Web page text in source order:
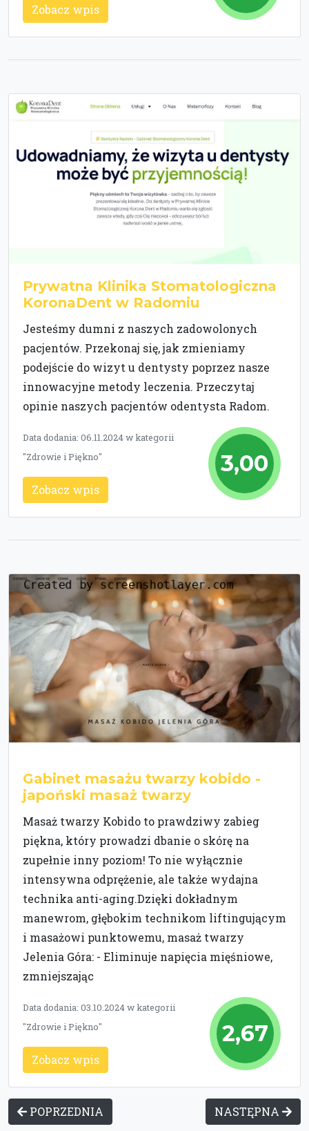
Zobacz wpis
Prywatna Klinika Stomatologiczna
KoronaDent w Radomiu
Jesteśmy dumni z naszych zadowolonych
pacjentów. Przekonaj się, jak zmieniamy
podejście do wizyt u dentysty poprzez nasze
innowacyjne metody leczenia. Przeczytaj
opinie naszych pacjentów odentysta Radom.
3,00
Data dodania: 06.11.2024 w kategorii
"Zdrowie i Piękno"
Zobacz wpis
Gabinet masażu twarzy kobido -
japoński masaż twarzy
Masaż twarzy Kobido to prawdziwy zabieg
piękna, który prowadzi dbanie o skórę na
zupełnie inny poziom! To nie wyłącznie
intensywna odprężenie, ale także wydajna
technika anti-aging.Dzięki dokładnym
manewrom, głębokim technikom liftingującym
i masażowi punktowemu, masaż twarzy
Jelenia Góra: - Eliminuje napięcia mięśniowe,
zmniejszając
2,67
Data dodania: 03.10.2024 w kategorii
"Zdrowie i Piękno"
Zobacz wpis
POPRZEDNIA NASTĘPNA